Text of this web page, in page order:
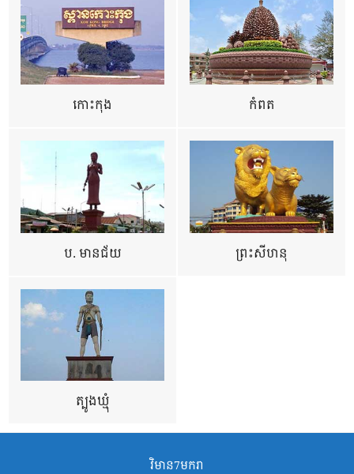
កោះកុង កំពត
ប. មានជ័យ ព្រះសីហនុ
ត្បូងឃ្មុំ
វិមាន7មករា